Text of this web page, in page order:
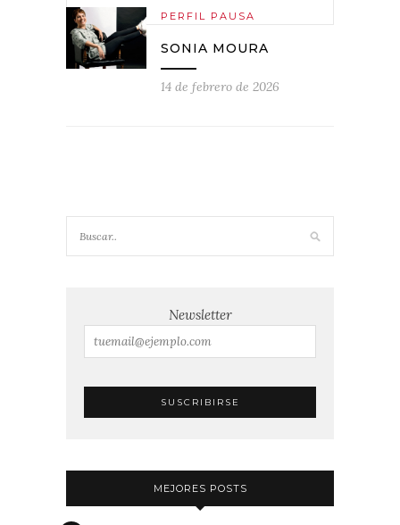
PERFIL PAUSA
SONIA MOURA
14 de febrero de 2026
Newsletter
MEJORES POSTS